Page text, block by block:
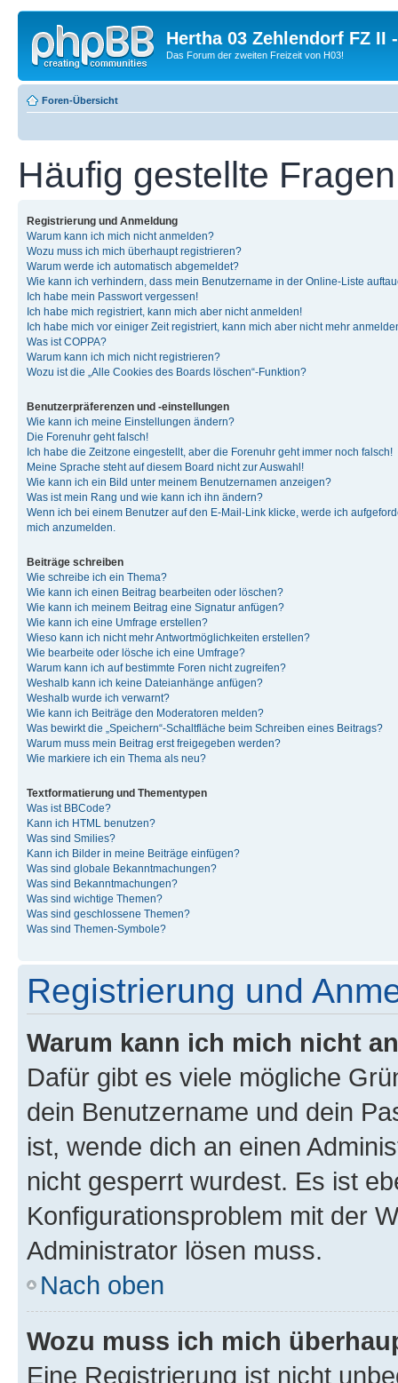
Hertha 03 Zehlendorf FZ II
Das Forum der zweiten Freizeit von H03!
Foren-Übersicht
Häufig gestellte Fragen
Registrierung und Anmeldung
Warum kann ich mich nicht anmelden?
Wozu muss ich mich überhaupt registrieren?
Warum werde ich automatisch abgemeldet?
Wie kann ich verhindern, dass mein Benutzername in der Online-Liste
Ich habe mein Passwort vergessen!
Ich habe mich registriert, kann mich aber nicht anmelden!
Ich habe mich vor einiger Zeit registriert, kann mich aber nicht mehr
Was ist COPPA?
Warum kann ich mich nicht registrieren?
Wozu ist die „Alle Cookies des Boards löschen“-Funktion?
Benutzerpräferenzen und -einstellungen
Wie kann ich meine Einstellungen ändern?
Die Forenuhr geht falsch!
Ich habe die Zeitzone eingestellt, aber die Forenuhr geht immer noch falsch!
Meine Sprache steht auf diesem Board nicht zur Auswahl!
Wie kann ich ein Bild unter meinem Benutzernamen anzeigen?
Was ist mein Rang und wie kann ich ihn ändern?
Wenn ich bei einem Benutzer auf den E-Mail-Link klicke, werde ich
mich anzumelden.
Beiträge schreiben
Wie schreibe ich ein Thema?
Wie kann ich einen Beitrag bearbeiten oder löschen?
Wie kann ich meinem Beitrag eine Signatur anfügen?
Wie kann ich eine Umfrage erstellen?
Wieso kann ich nicht mehr Antwortmöglichkeiten erstellen?
Wie bearbeite oder lösche ich eine Umfrage?
Warum kann ich auf bestimmte Foren nicht zugreifen?
Weshalb kann ich keine Dateianhänge anfügen?
Weshalb wurde ich verwarnt?
Wie kann ich Beiträge den Moderatoren melden?
Was bewirkt die „Speichern“-Schaltfläche beim Schreiben eines Beitrags?
Warum muss mein Beitrag erst freigegeben werden?
Wie markiere ich ein Thema als neu?
Textformatierung und Thementypen
Was ist BBCode?
Kann ich HTML benutzen?
Was sind Smilies?
Kann ich Bilder in meine Beiträge einfügen?
Was sind globale Bekanntmachungen?
Was sind Bekanntmachungen?
Was sind wichtige Themen?
Was sind geschlossene Themen?
Was sind Themen-Symbole?
Registrierung und
Warum kann ich mich nicht
Dafür gibt es viele mögliche
dein Benutzername und dein
ist, wende dich an einen
nicht gesperrt wurdest. Es ist
Konfigurationsproblem mit der
Administrator lösen muss.
Nach oben
Wozu muss ich mich
Eine Registrierung ist nicht